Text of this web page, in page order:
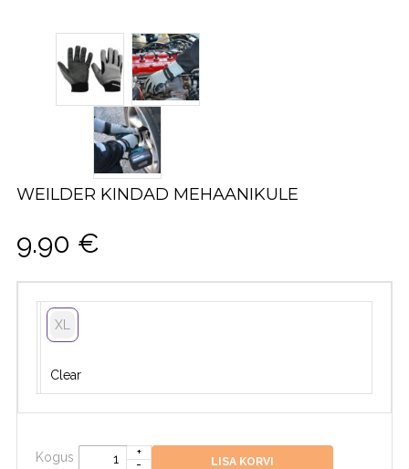
WEILDER KINDAD MEHAANIKULE
9.90 €
XL
Clear
Kogus LISA KORVI